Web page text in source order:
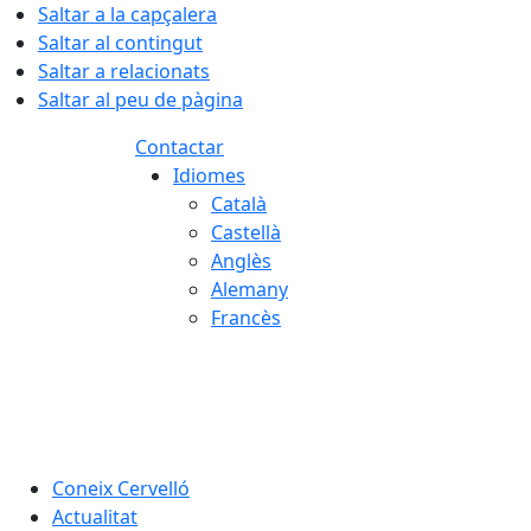
Saltar a la capçalera
Saltar al contingut
Saltar a relacionats
Saltar al peu de pàgina
Contactar
Idiomes
Català
Castellà
Anglès
Alemany
Francès
Coneix Cervelló
Actualitat